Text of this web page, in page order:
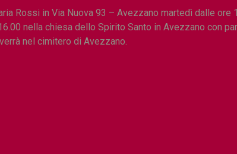
Rossi in Via Nuova 93 – Avezzano martedì dalle ore
nella chiesa dello Spirito Santo in Avezzano con
nel cimitero di Avezzano.